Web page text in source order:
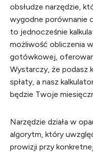
obsłudze narzędzie,
wygodne porównanie
to jednocześnie
możliwość obliczenia
gotówkowej,
Wystarczy, że podasz
spłaty, a nasz
będzie Twoje
Narzędzie działa w
algorytm, który
prowizji przy